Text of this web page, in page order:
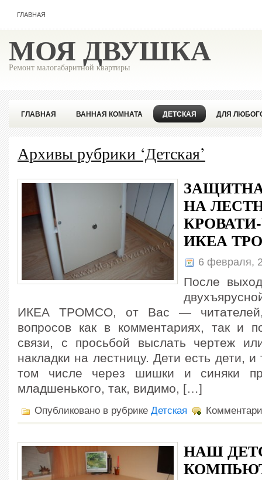
ГЛАВНАЯ
МОЯ ДВУШКА
Ремонт малогабаритной квартиры
ГЛАВНАЯ ВАННАЯ КОМНАТА ДЕТСКАЯ ДЛЯ
Архивы рубрики ‘Детская’
НА
ИКЕА
6 февраля,
После
ИКЕА ТРОМСО, от Вас — читателей,
вопросов как в комментариях, так и
связи, с просьбой выслать чертеж
накладки на лестницу. Дети есть дети, и
том числе через шишки и синяки
младшенького, так, видимо, […]
Опубликовано в рубрике Детская
НАШ